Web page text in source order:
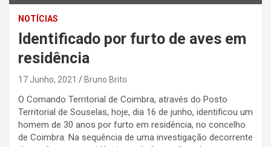
NOTÍCIAS
Identificado por furto de aves em
residência
17 Junho, 2021 Bruno Brito
O Comando Territorial de Coimbra, através do Posto
Territorial de Souselas, hoje, dia 16 de junho, identificou um
homem de 30 anos por furto em residência, no concelho
de Coimbra. Na sequência de uma investigação decorrente